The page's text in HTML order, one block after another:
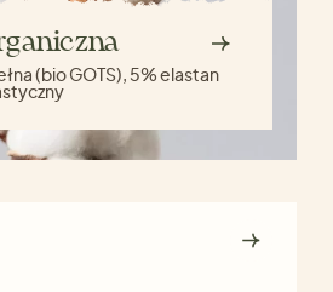
(bio GOTS), 5% elastan